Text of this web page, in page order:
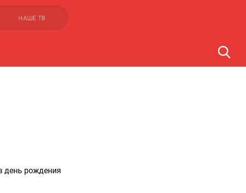
НАШЕ ТВ
день рождения